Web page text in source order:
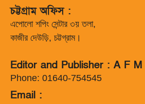
চট্টগ্রাম অফিস :
এপোলো শপিং সেন্টার ৩য় তলা,
কাজীর দেউড়ি, চট্টগ্রাম।
Editor and Publisher : A F
Phone: 01640-754545
Email :